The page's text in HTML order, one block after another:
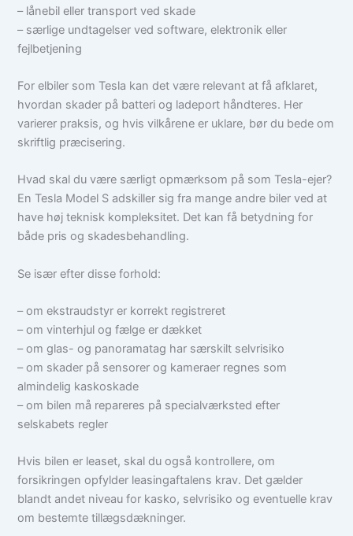
– lånebil eller transport ved skade
– særlige undtagelser ved software, elektronik eller
fejlbetjening
For elbiler som Tesla kan det være relevant at få afklaret,
hvordan skader på batteri og ladeport håndteres. Her
varierer praksis, og hvis vilkårene er uklare, bør du bede om
skriftlig præcisering.
Hvad skal du være særligt opmærksom på som Tesla-ejer?
En Tesla Model S adskiller sig fra mange andre biler ved at
have høj teknisk kompleksitet. Det kan få betydning for
både pris og skadesbehandling.
Se især efter disse forhold:
– om ekstraudstyr er korrekt registreret
– om vinterhjul og fælge er dækket
– om glas- og panoramatag har særskilt selvrisiko
– om skader på sensorer og kameraer regnes som
almindelig kaskoskade
– om bilen må repareres på specialværksted efter
selskabets regler
Hvis bilen er leaset, skal du også kontrollere, om
forsikringen opfylder leasingaftalens krav. Det gælder
blandt andet niveau for kasko, selvrisiko og eventuelle krav
om bestemte tillægsdækninger.